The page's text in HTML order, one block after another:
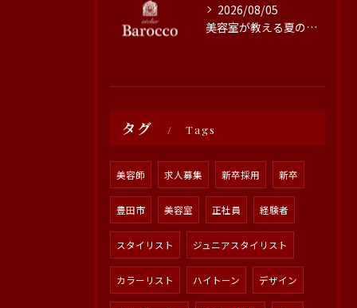
2026/08/05
美容室が教える夏の髪質改善術
タグ Tags
美容師 求人募集 新卒採用 新卒
豊田市 美容室 正社員 経験者
スタイリスト ジュニアスタイリスト
カラーリスト ハイトーン デザイン